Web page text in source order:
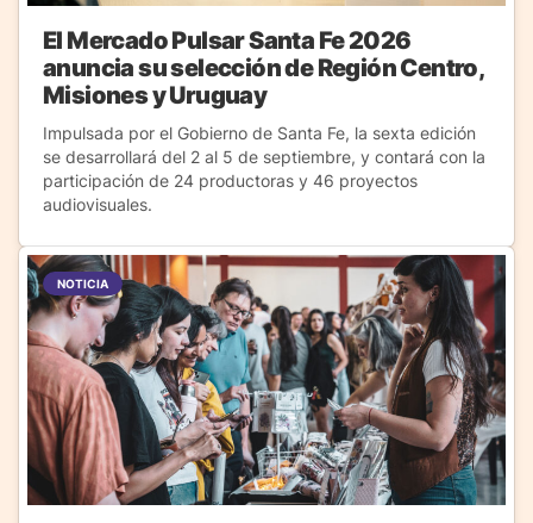
El Mercado Pulsar Santa Fe 2026
anuncia su selección de Región Centro,
Misiones y Uruguay
Impulsada por el Gobierno de Santa Fe, la sexta edición
se desarrollará del 2 al 5 de septiembre, y contará con la
participación de 24 productoras y 46 proyectos
audiovisuales.
NOTICIA